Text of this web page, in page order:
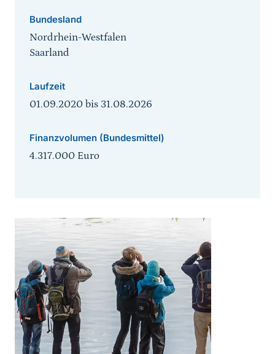
Bundesland
Nordrhein-Westfalen
Saarland
Laufzeit
01.09.2020 bis 31.08.2026
Finanzvolumen (Bundesmittel)
4.317.000 Euro